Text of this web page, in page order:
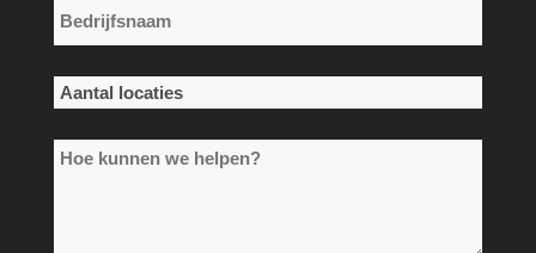
Bedrijfsnaam
*
Aantal
*Hoe